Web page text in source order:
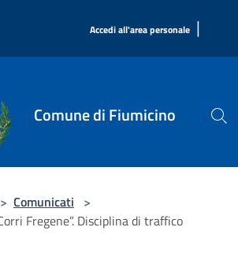
Accedi all'area personale |
Comune di Fiumicino
> Comunicati >
Fregene”. Disciplina di traffico